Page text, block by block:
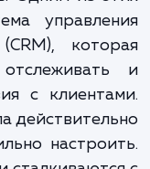
все
Одним из
(CRM),